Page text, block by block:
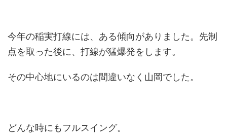
今年の稲実打線には、ある傾向がありました。先制
点を取った後に、打線が猛爆発をします。
その中心地にいるのは間違いなく山岡でした。
どんな時にもフルスイング。